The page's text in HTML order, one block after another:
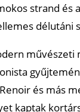
strand és
délutáni
művészeti
és más
kaptak